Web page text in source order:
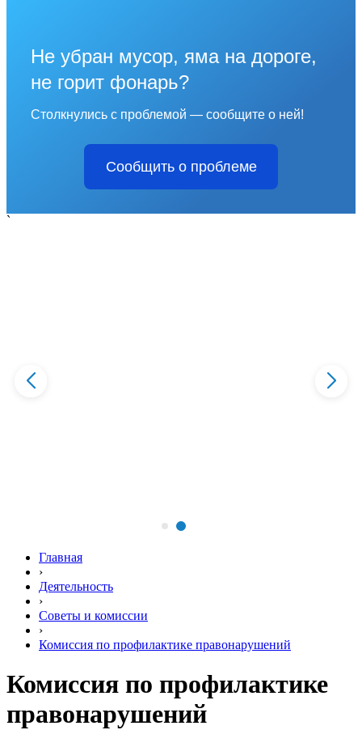
Не убран мусор, яма на дороге,
не горит фонарь?
Столкнулись с проблемой — сообщите о ней!
Сообщить о проблеме
`
Главная
›
Деятельность
›
Советы и комиссии
›
Комиссия по профилактике правонарушений
Комиссия по профилактике
правонарушений